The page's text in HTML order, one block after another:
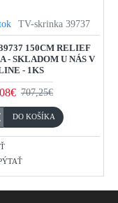
TV-skrinka 39737
150CM RELIEF
- SKLADOM U NÁS V
- 1KS
707,25€
DO KOŠÍKA